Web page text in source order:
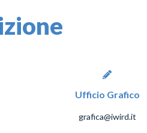
Ufficio Grafico
grafica@iwird.it